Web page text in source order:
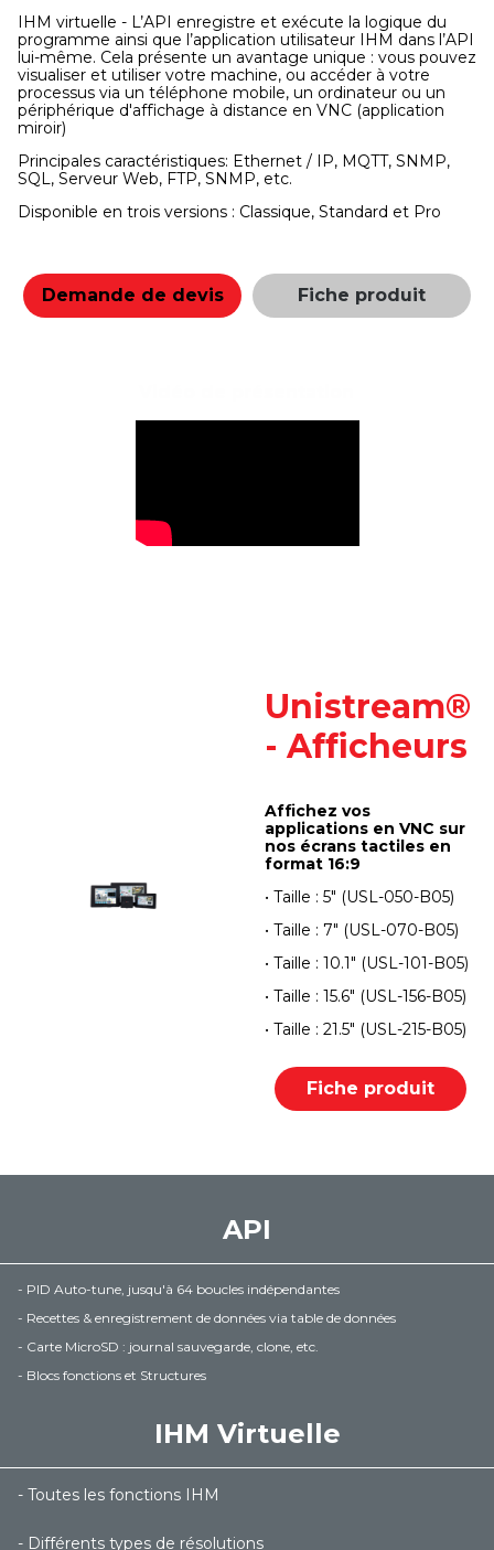
IHM virtuelle - L’API enregistre et exécute la logique du
programme ainsi que l’application utilisateur IHM dans l’API
lui-même. Cela présente un avantage unique : vous pouvez
visualiser et utiliser votre machine, ou accéder à votre
processus via un téléphone mobile, un ordinateur ou un
périphérique d'affichage à distance en VNC (application
miroir)
Principales caractéristiques: Ethernet / IP, MQTT, SNMP,
SQL, Serveur Web, FTP, SNMP, etc.
Disponible en trois versions : Classique, Standard et Pro
Demande de devis Fiche produit
Unistream®
- Afficheurs
Affichez vos
applications en VNC sur
nos écrans tactiles en
format 16:9
• Taille : 5" (USL-050-B05)
• Taille : 7" (USL-070-B05)
• Taille : 10.1" (USL-101-B05)
• Taille : 15.6" (USL-156-B05)
• Taille : 21.5" (USL-215-B05)
Fiche produit
API
- PID Auto-tune, jusqu'à 64 boucles indépendantes
- Recettes & enregistrement de données via table de données
- Carte MicroSD : journal sauvegarde, clone, etc.
- Blocs fonctions et Structures
IHM Virtuelle
- Toutes les fonctions IHM
- Différents types de résolutions